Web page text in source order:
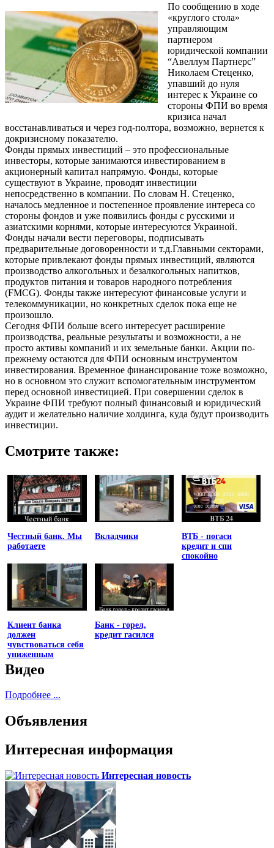
По сообщению в ходе
«круглого стола»
управляющим
партнером
юридической компании
“Авеллум Партнерс”
Николаем Стеценко,
упавший до нуля
интерес к Украине со
стороны ФПИ во время
кризиса начал
восстанавливаться и через год-полтора, возможно, вернется к
докризисному показателю.
Фонды прямых инвестиций – это профессиональные
инвесторы, которые занимаются инвестированием в
акционерный капитал напрямую. Фонды, которые
существуют в Украине, проводят инвестиции
непосредственно в компании. По словам Н. Стеценко,
началось медленное и постепенное проявление интереса со
стороны фондов и уже появились фонды с русскими и
азиатскими корнями, которые интересуются Украиной.
Фонды начали вести переговоры, подписывать
предварительные договоренности и т.д.Главными секторами,
которые привлекают фонды прямых инвестиций, являются
производство алкогольных и безалкогольных напитков,
продуктов питания и товаров народного потребления
(FMCG). Фонды также интересуют финансовые услуги и
телекоммуникации, но конкретных сделок пока еще не
произошло.
Сегодня ФПИ больше всего интересует расширение
производства, реальные результаты и возможности, а не
просто активы компаний и их земельные банки. Акции по-
прежнему остаются для ФПИ основным инструментом
инвестирования. Временное финансирование тоже возможно,
но в основном это служит вспомогательным инструментом
перед основной инвестицией. При совершении сделок в
Украине ФПИ требуют полный финансовый и юридический
аудит и желательно наличие холдинга, куда будут производить
инвестиции.
Смотрите также:
Честный банк. Мы
работаете
Вкладчики
ВТБ - погаси
кредит и спи
спокойно
Клиент банка
должен
чувствоваться себя
униженным
Банк - горел,
кредит гасился
Видео
Подробнее ...
Объявления
Интересная информация
Интересная новость